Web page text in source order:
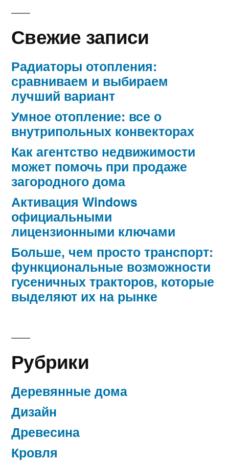
Свежие записи
Радиаторы отопления:
сравниваем и выбираем
лучший вариант
Умное отопление: все о
внутрипольных конвекторах
Как агентство недвижимости
может помочь при продаже
загородного дома
Активация Windows
официальными
лицензионными ключами
Больше, чем просто транспорт:
функциональные возможности
гусеничных тракторов, которые
выделяют их на рынке
Рубрики
Деревянные дома
Дизайн
Древесина
Кровля